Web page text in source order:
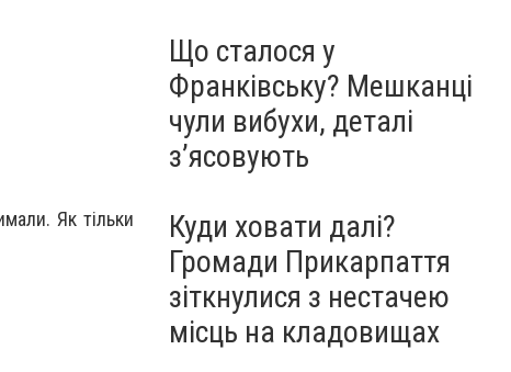
Як тільки
Що сталося у
Франківську? Мешканці
чули вибухи, деталі
з’ясовують
Куди ховати далі?
Громади Прикарпаття
зіткнулися з нестачею
місць на кладовищах